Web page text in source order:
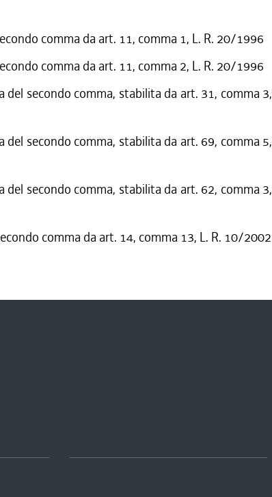
comma da art. 11, comma 1, L. R. 20/1996
comma da art. 11, comma 2, L. R. 20/1996
del secondo comma, stabilita da art. 31, comma 3,
del secondo comma, stabilita da art. 69, comma 5,
del secondo comma, stabilita da art. 62, comma 3,
comma da art. 14, comma 13, L. R. 10/2002